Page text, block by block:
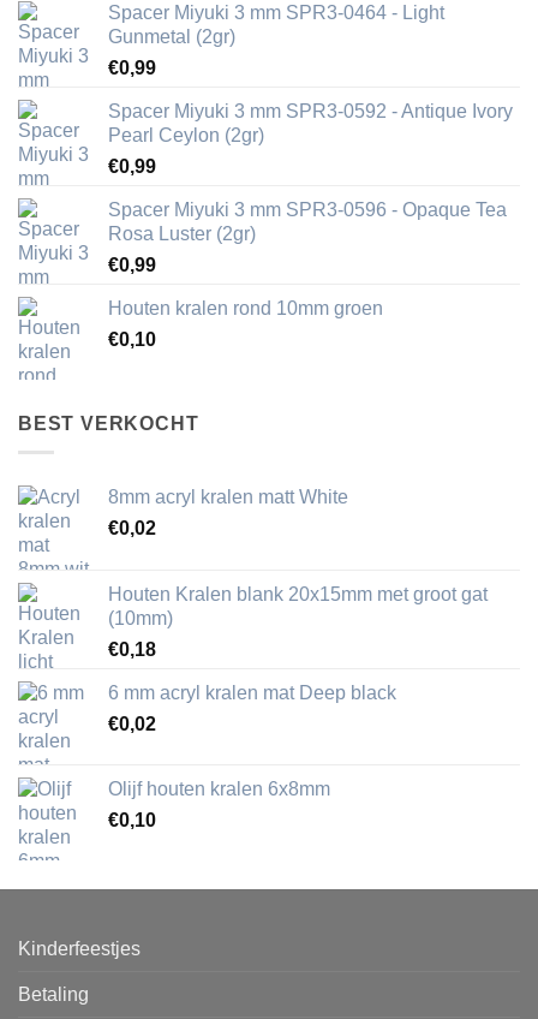
Spacer Miyuki 3 mm SPR3-0464 - Light
Gunmetal (2gr)
€0,99
Spacer Miyuki 3 mm SPR3-0592 - Antique Ivory
Pearl Ceylon (2gr)
€0,99
Spacer Miyuki 3 mm SPR3-0596 - Opaque Tea
Rosa Luster (2gr)
€0,99
Houten kralen rond 10mm groen
€0,10
BEST VERKOCHT
8mm acryl kralen matt White
€0,02
Houten Kralen blank 20x15mm met groot gat
(10mm)
€0,18
6 mm acryl kralen mat Deep black
€0,02
Olijf houten kralen 6x8mm
€0,10
Kinderfeestjes
Betaling